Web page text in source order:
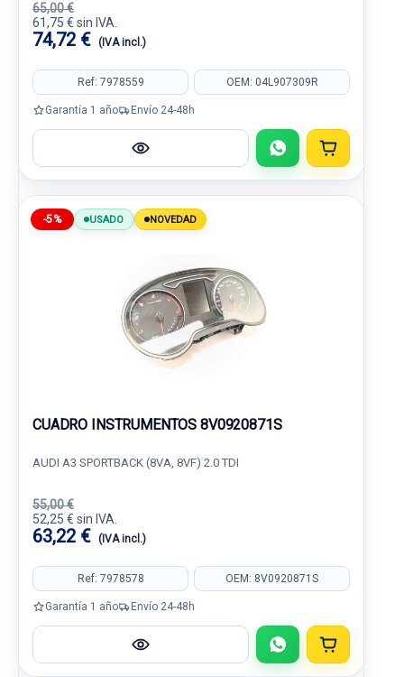
65,00 €
61,75 € sin IVA.
74,72 € (IVA incl.)
Ref: 7978559 OEM: 04L907309R
Garantía 1 año Envío 24-48h
-5% USADO NOVEDAD
CUADRO INSTRUMENTOS 8V0920871S
AUDI A3 SPORTBACK (8VA, 8VF) 2.0 TDI
55,00 €
52,25 € sin IVA.
63,22 € (IVA incl.)
Ref: 7978578 OEM: 8V0920871S
Garantía 1 año Envío 24-48h